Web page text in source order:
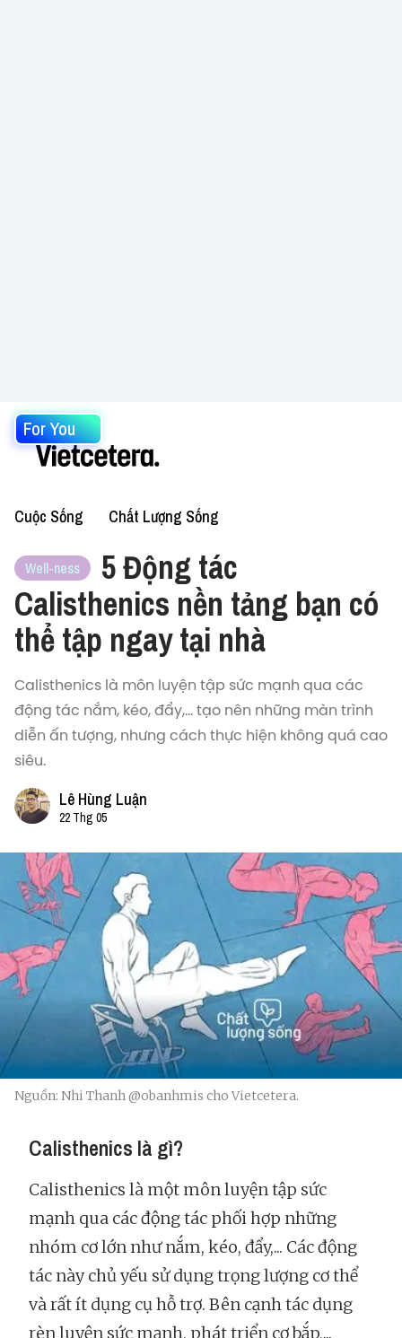
For You
Cuộc Sống Chất Lượng Sống
Well-ness
5 Động tác
Calisthenics nền tảng bạn có
thể tập ngay tại nhà
Calisthenics là môn luyện tập sức mạnh qua các
động tác nắm, kéo, đẩy,... tạo nên những màn trình
diễn ấn tượng, nhưng cách thực hiện không quá cao
siêu.
Lê Hùng Luận
22 Thg 05
Nguồn: Nhi Thanh @obanhmis cho Vietcetera.
Calisthenics là gì?
Calisthenics là một môn luyện tập sức
mạnh qua các động tác phối hợp những
nhóm cơ lớn như nắm, kéo, đẩy,... Các động
tác này chủ yếu sử dụng trọng lượng cơ thể
và rất ít dụng cụ hỗ trợ. Bên cạnh tác dụng
rèn luyện sức mạnh, phát triển cơ bắp,...